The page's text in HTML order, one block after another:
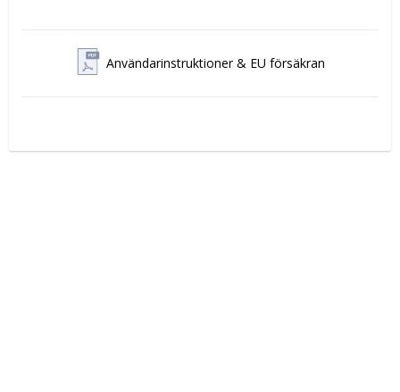
Användarinstruktioner & EU försäkran